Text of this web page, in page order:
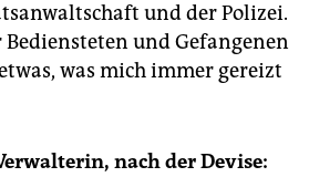
und der Polizei.
Bediensteten und Gefangenen
was mich immer gereizt
nach der Devise: